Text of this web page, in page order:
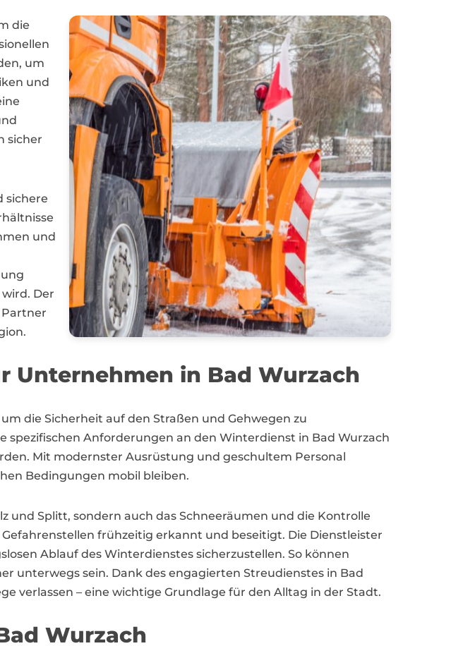
die
um
und
sicher
sichere
und
Der
Partner
Unternehmen in Bad Wurzach
die Sicherheit auf den Straßen und Gehwegen zu
spezifischen Anforderungen an den Winterdienst in Bad Wurzach
Mit modernster Ausrüstung und geschultem Personal
Bedingungen mobil bleiben.
und Splitt, sondern auch das Schneeräumen und die Kontrolle
frühzeitig erkannt und beseitigt. Die Dienstleister
Ablauf des Winterdienstes sicherzustellen. So können
unterwegs sein. Dank des engagierten Streudienstes in Bad
verlassen – eine wichtige Grundlage für den Alltag in der Stadt.
Wurzach